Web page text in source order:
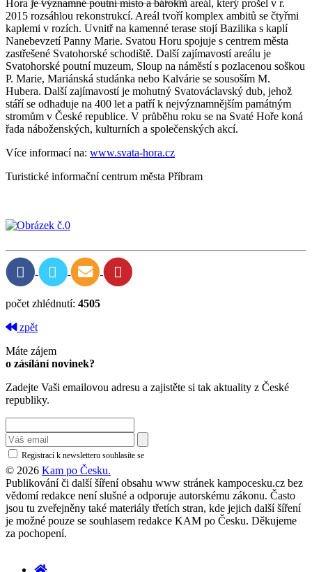
Hora je významné poutní místo a barokní areál, který prošel v r.
2015 rozsáhlou rekonstrukcí. Areál tvoří komplex ambitů se čtyřmi
kaplemi v rozích. Uvnitř na kamenné terase stojí Bazilika s kaplí
Nanebevzetí Panny Marie. Svatou Horu spojuje s centrem města
zastřešené Svatohorské schodiště. Další zajímavostí areálu je
Svatohorské poutní muzeum, Sloup na náměstí s pozlacenou soškou
P. Marie, Mariánská studánka nebo Kalvárie se sousoším M.
Hubera. Další zajímavostí je mohutný Svatováclavský dub, jehož
stáří se odhaduje na 400 let a patří k nejvýznamnějším památným
stromům v České republice. V průběhu roku se na Svaté Hoře koná
řada náboženských, kulturních a společenských akcí.
Více informací na: www.svata-hora.cz
Turistické informační centrum města Příbram
počet zhlédnutí: 4505
zpět
Máte zájem
o zásílání novinek?
Zadejte Vaši emailovou adresu a zajistěte si tak aktuality z České
republiky.
Registrací k newsletteru souhlasíte se
© 2026 Kam po Česku.
Publikování či další šíření obsahu www stránek kampocesku.cz bez
vědomí redakce není slušné a odporuje autorskému zákonu. Často
jsou tu zveřejněny také materiály třetích stran, kde jejich další šíření
je možné pouze se souhlasem redakce KAM po Česku. Děkujeme
za pochopení.